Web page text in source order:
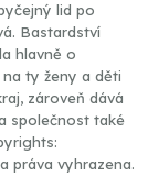
lid po
Bastardství
hlavně o
ty ženy a děti
zároveň dává
společnost také
práva vyhrazena.